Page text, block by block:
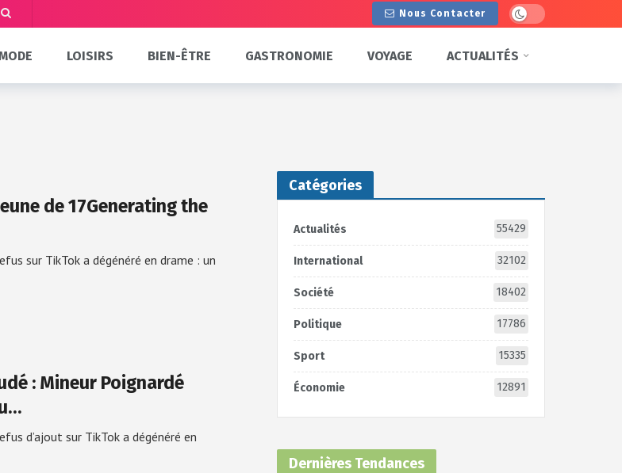
Nous Contacter Dark mode
LOISIRS BIEN-ÊTRE GASTRONOMIE VOYAGE ACTUALITÉS
de 17Generating the
sur TikTok a dégénéré en drame : un
: Mineur Poignardé
d’ajout sur TikTok a dégénéré en
Catégories
Actualités 55429
International 32102
Société 18402
Politique 17786
Sport 15335
Économie 12891
Dernières Tendances